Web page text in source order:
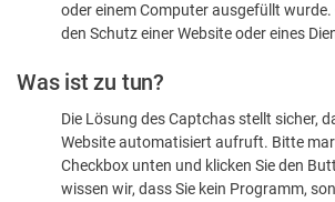
sind
oder einem Computer ausgefüllt
den Schutz einer Website oder eines
Was ist zu tun?
Die Lösung des Captchas stellt sicher,
Website automatisiert aufruft. Bitte
Checkbox unten und klicken Sie den
wissen wir, dass Sie kein Programm,